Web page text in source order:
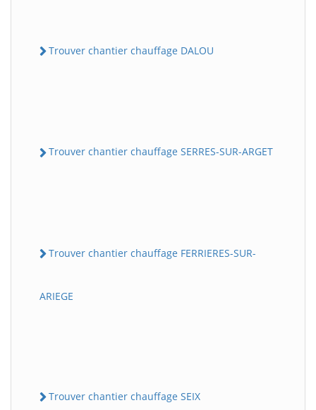
Trouver chantier chauffage DALOU
Trouver chantier chauffage SERRES-SUR-ARGET
Trouver chantier chauffage FERRIERES-SUR-
ARIEGE
Trouver chantier chauffage SEIX